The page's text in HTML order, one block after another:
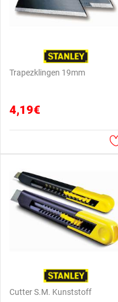
Trapezklingen 19mm
4,19€
Cutter S.M. Kunststoff